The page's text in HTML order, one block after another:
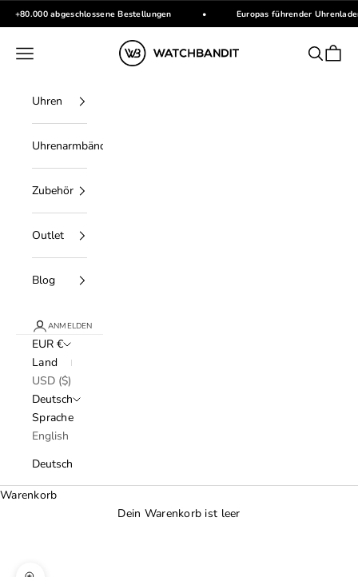
Zum Inhalt springen
+80.000 abgeschlossene Bestellungen • Europas führender
WATCHBANDIT
Menü Suchen
Uhren
Uhrenarmbänder
Zubehör
Outlet
Blog
ANMELDEN
EUR €
Land
USD ($)
Deutsch
Sprache
English
Deutsch
Warenkorb
Dein Warenkorb ist leer